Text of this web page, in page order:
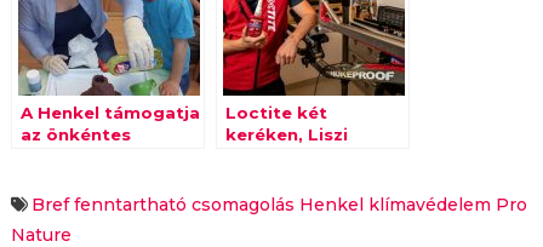
A Henkel támogatja
az önkéntes
Loctite két
keréken, Liszi
Bref fenntartható csomagolás Henkel klímavédelem Pro
Nature